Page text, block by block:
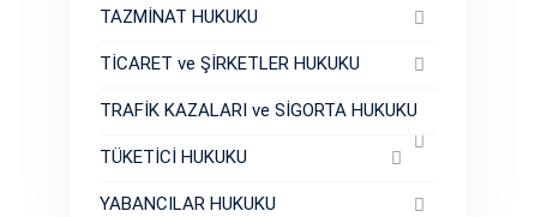
TAZMİNAT HUKUKU
TİCARET ve ŞİRKETLER HUKUKU
TRAFİK KAZALARI ve SİGORTA HUKUKU
TÜKETİCİ HUKUKU
YABANCILAR HUKUKU